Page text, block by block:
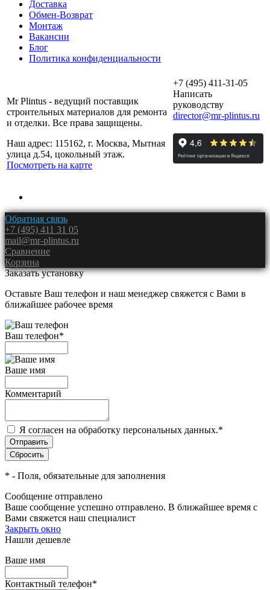
Доставка
Обмен-Возврат
Монтаж
Вакансии
Блог
Политика конфиденциальности
Mr Plintus - ведущий поставщик
строительных материалов для ремонта
и отделки. Все права защищены.
Наш адрес: 115162, г. Москва, Мытная
улица д.54, цокольный этаж.
Посмотреть на карте
+7 (495) 411-31-05
Написать
руководству
director@mr-plintus.ru
Обратная связь
+7 (495) 411 31 05
mail@mr-plintus.ru
Сравнение
Корзина
Заказать установку
Оставьте Ваш телефон и наш менеджер свяжется с Вами в
ближайшее рабочее время
Ваш телефон*
Ваше имя
Комментарий
Я согласен на обработку персональных данных.*
* - Поля, обязательные для заполнения
Сообщение отправлено
Ваше сообщение успешно отправлено. В ближайшее время с
Вами свяжется наш специалист
Закрыть окно
Нашли дешевле
Ваше имя
Контактный телефон*